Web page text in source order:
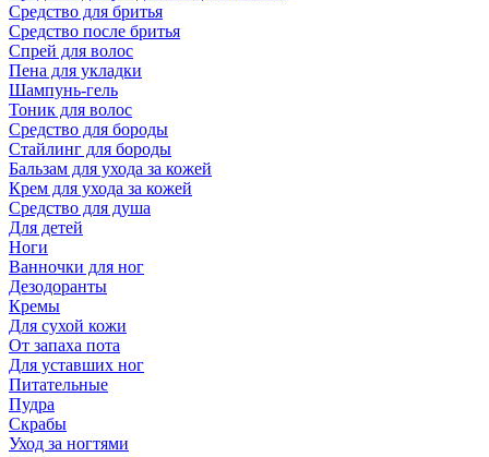
Средство для бритья
Средство после бритья
Спрей для волос
Пена для укладки
Шампунь-гель
Тоник для волос
Средство для бороды
Стайлинг для бороды
Бальзам для ухода за кожей
Крем для ухода за кожей
Средство для душа
Для детей
Ноги
Ванночки для ног
Дезодоранты
Кремы
Для сухой кожи
От запаха пота
Для уставших ног
Питательные
Пудра
Скрабы
Уход за ногтями